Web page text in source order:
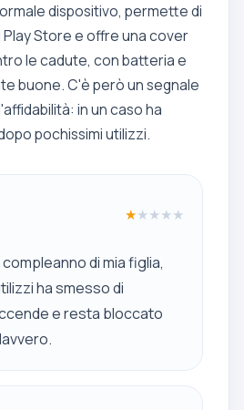
dispositivo, permette di
Play Store e offre una cover
le cadute, con batteria e
buone. C'è però un segnale
in un caso ha
pochissimi utilizzi.
★★★★★
di mia figlia,
ha smesso di
e resta bloccato